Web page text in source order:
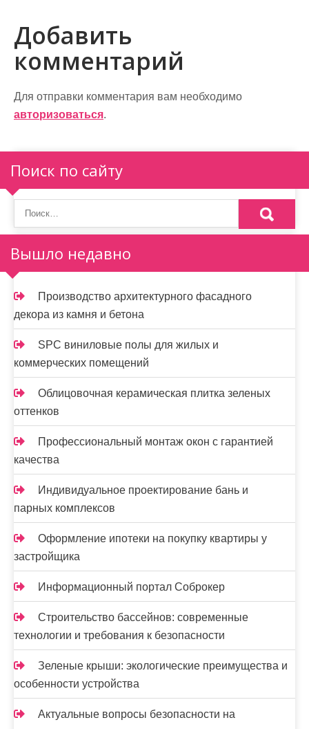
Добавить
комментарий
Для отправки комментария вам необходимо
авторизоваться.
Поиск по сайту
Вышло недавно
Производство архитектурного фасадного
декора из камня и бетона
SPC виниловые полы для жилых и
коммерческих помещений
Облицовочная керамическая плитка зеленых
оттенков
Профессиональный монтаж окон с гарантией
качества
Индивидуальное проектирование бань и
парных комплексов
Оформление ипотеки на покупку квартиры у
застройщика
Информационный портал Соброкер
Строительство бассейнов: современные
технологии и требования к безопасности
Зеленые крыши: экологические преимущества и
особенности устройства
Актуальные вопросы безопасности на